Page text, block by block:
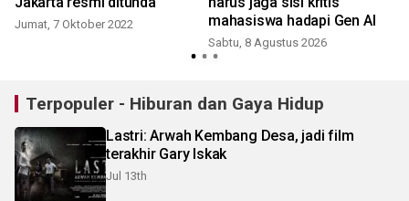
Jumat, 7 Oktober 2022
mahasiswa hadapi Gen AI
Sabtu, 8 Agustus 2026
Terpopuler - Hiburan dan Gaya Hidup
Lastri: Arwah Kembang Desa, jadi film
terakhir Gary Iskak
Jul 13th